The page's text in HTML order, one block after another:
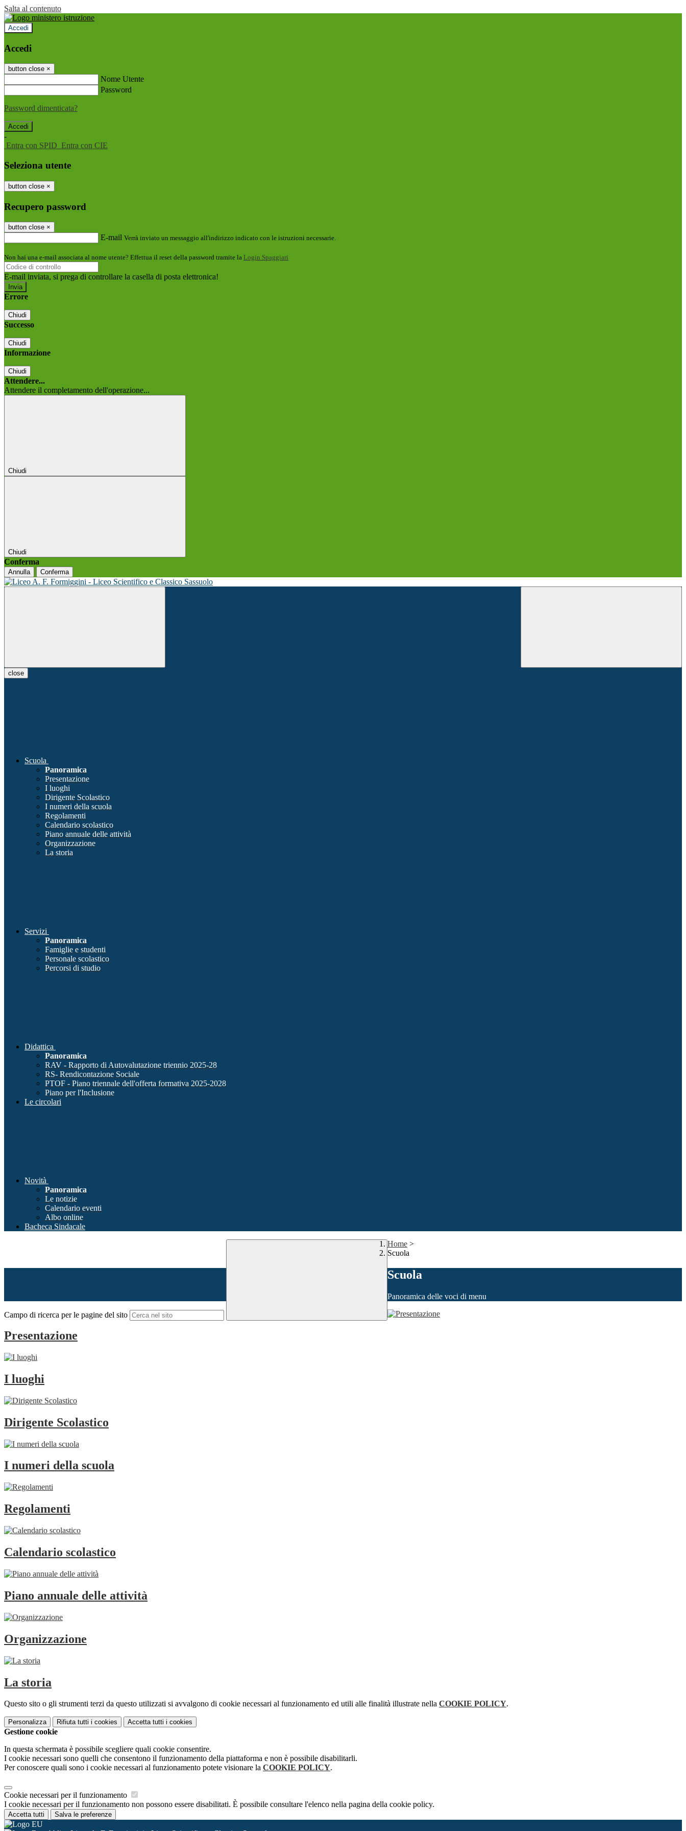
Salta al contenuto
Accedi
Accedi
button close ×
Nome Utente
Password
Password dimenticata?
-
Entra con SPID Entra con CIE
Seleziona utente
button close ×
Recupero password
button close ×
E-mail Verrà inviato un messaggio all'indirizzo indicato con le istruzioni necessarie.
Non hai una e-mail associata al nome utente? Effettua il reset della password tramite la Login Spaggiari
E-mail inviata, si prega di controllare la casella di posta elettronica!
Errore
Chiudi
Successo
Chiudi
Informazione
Chiudi
Attendere...
Attendere il completamento dell'operazione...
Chiudi
Chiudi
Conferma
Annulla Conferma
close
Scuola
Panoramica
Presentazione
I luoghi
Dirigente Scolastico
I numeri della scuola
Regolamenti
Calendario scolastico
Piano annuale delle attività
Organizzazione
La storia
Servizi
Panoramica
Famiglie e studenti
Personale scolastico
Percorsi di studio
Didattica
Panoramica
RAV - Rapporto di Autovalutazione triennio 2025-28
RS- Rendicontazione Sociale
PTOF - Piano triennale dell'offerta formativa 2025-2028
Piano per l'Inclusione
Le circolari
Novità
Panoramica
Le notizie
Calendario eventi
Albo online
Bacheca Sindacale
Campo di ricerca per le pagine del sito
Home >
Scuola
Scuola
Panoramica delle voci di menu
Presentazione
I luoghi
Dirigente Scolastico
I numeri della scuola
Regolamenti
Calendario scolastico
Piano annuale delle attività
Organizzazione
La storia
Questo sito o gli strumenti terzi da questo utilizzati si avvalgono di cookie necessari al funzionamento ed utili alle finalità illustrate nella COOKIE POLICY.
Personalizza Rifiuta tutti i cookies Accetta tutti i cookies
Gestione cookie
In questa schermata è possibile scegliere quali cookie consentire.
I cookie necessari sono quelli che consentono il funzionamento della piattaforma e non è possibile disabilitarli.
Per conoscere quali sono i cookie necessari al funzionamento potete visionare la COOKIE POLICY.
Cookie necessari per il funzionamento
I cookie necessari per il funzionamento non possono essere disabilitati. È possibile consultare l'elenco nella pagina della cookie policy.
Accetta tutti Salva le preferenze